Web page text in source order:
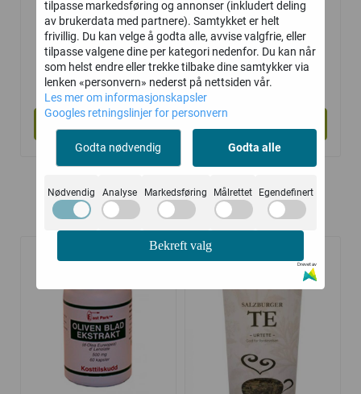
Ester C 500 mg
205,-
Ester C
Brusetablett 1000
80,-
Kunder kjøpte også
tilpasse markedsføring og annonser (inkludert deling
av brukerdata med partnere). Samtykket er helt
frivillig. Du kan velge å godta alle, avvise valgfrie, eller
tilpasse valgene dine per kategori nedenfor. Du kan når
som helst endre eller trekke tilbake dine samtykker via
lenken «personvern» nederst på nettsiden vår.
Les mer om informasjonskapsler
Googles retningslinjer for personvern
Godta nødvendig Godta alle
Nødvendig Analyse Markedsføring Målrettet Egendefinert
Bekreft valg
Drevet av